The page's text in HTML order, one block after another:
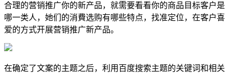
合理的营销推广你的新产品，就需要看看你的商品目标客户是
哪一类人，她们的消費选购有哪些特点，找准定位，在客户喜
爱的方式开展营销推广新产品。
在确定了文案的主题之后，利用百度搜索主题的关键词和相关